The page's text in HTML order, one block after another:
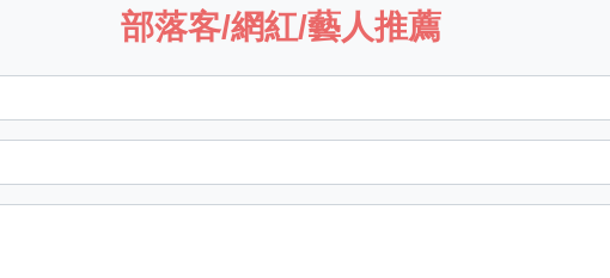
部落客/網紅/藝人推薦